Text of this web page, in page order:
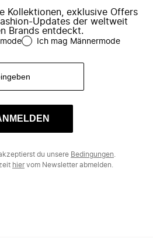
Kollektionen, exklusive Offers
Updates der weltweit
Brands entdeckt.
Ich mag Männermode
du unsere Bedingungen
hiervom Newsletter abmelden.